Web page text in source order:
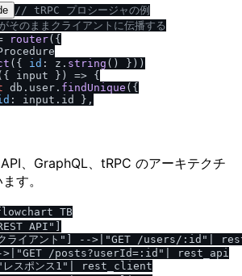
// tRPC プロシージャの例
のままクライアントに伝播する
router({
({ id : z. string () }))
input }) => {
db. user . findUnique ({
: input. id
},
、GraphQL、tRPC のアーキテクチ
す。
TB
API"]
ライアント"] -->|"GET /users/:id"|
/posts?userId=:id"| rest_api
スポンス1"| rest_client